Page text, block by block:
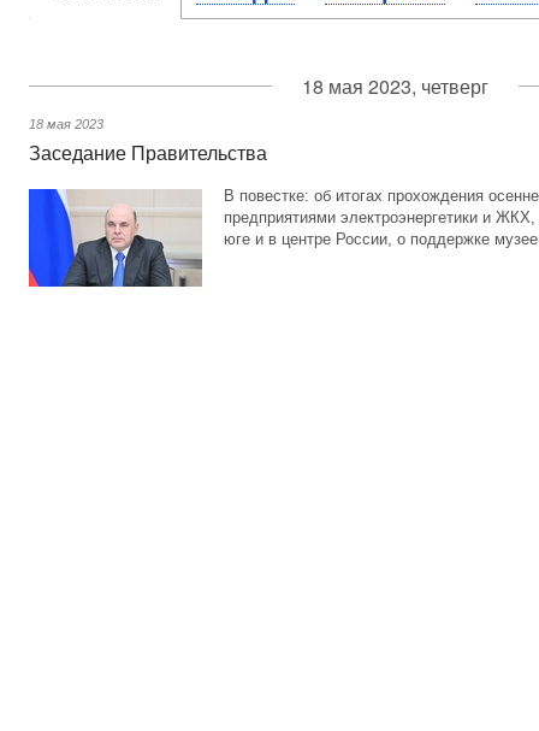
18 мая 2023, четверг
18 мая 2023
Заседание Правительства
В повестке: об итогах прохождения
предприятиями электроэнергетики и
юге и в центре России, о поддержке